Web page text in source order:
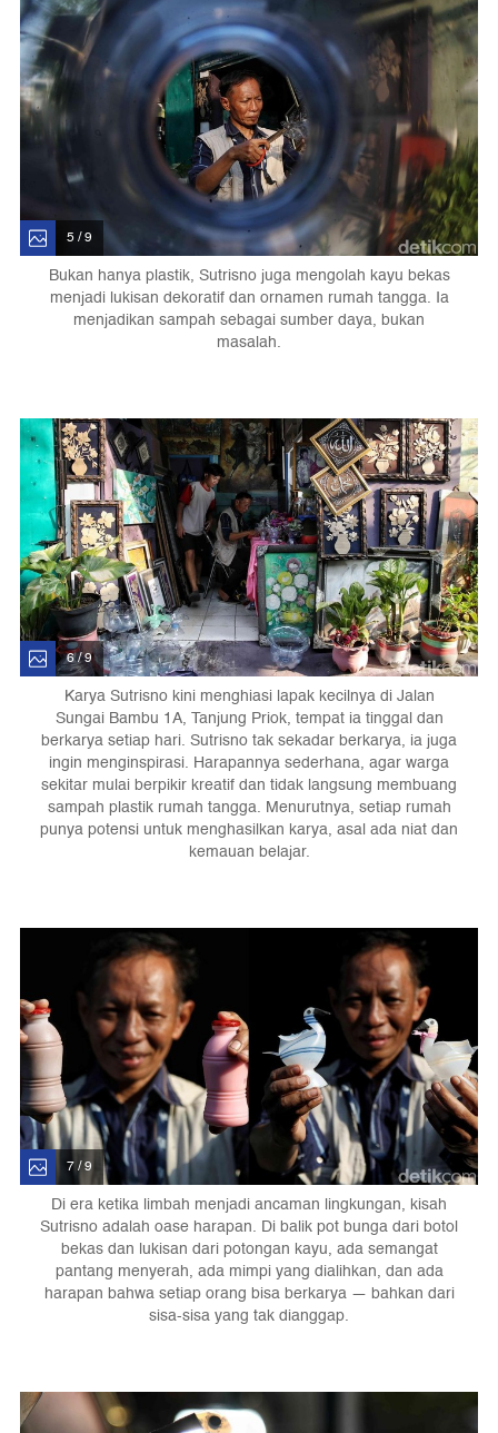
5 / 9
Bukan hanya plastik, Sutrisno juga mengolah kayu bekas
menjadi lukisan dekoratif dan ornamen rumah tangga. Ia
menjadikan sampah sebagai sumber daya, bukan
masalah.
6 / 9
Karya Sutrisno kini menghiasi lapak kecilnya di Jalan
Sungai Bambu 1A, Tanjung Priok, tempat ia tinggal dan
berkarya setiap hari. Sutrisno tak sekadar berkarya, ia juga
ingin menginspirasi. Harapannya sederhana, agar warga
sekitar mulai berpikir kreatif dan tidak langsung membuang
sampah plastik rumah tangga. Menurutnya, setiap rumah
punya potensi untuk menghasilkan karya, asal ada niat dan
kemauan belajar.
7 / 9
Di era ketika limbah menjadi ancaman lingkungan, kisah
Sutrisno adalah oase harapan. Di balik pot bunga dari botol
bekas dan lukisan dari potongan kayu, ada semangat
pantang menyerah, ada mimpi yang dialihkan, dan ada
harapan bahwa setiap orang bisa berkarya — bahkan dari
sisa-sisa yang tak dianggap.